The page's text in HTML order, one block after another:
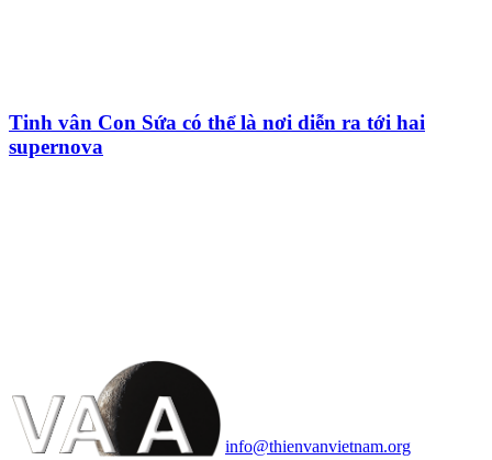
Tinh vân Con Sứa có thể là nơi diễn ra tới hai
supernova
info@thienvanvietnam.org